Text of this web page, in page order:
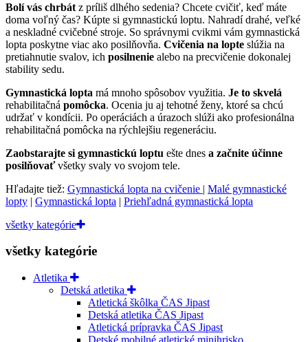
Bolí vás chrbát z príliš dlhého sedenia? Chcete cvičiť, keď máte
doma voľný čas? Kúpte si gymnastickú loptu. Nahradí drahé, veľké
a neskladné cvičebné stroje. So správnymi cvikmi vám gymnastická
lopta poskytne viac ako posilňovňa. Cvičenia na lopte slúžia na
pretiahnutie svalov, ich posilnenie alebo na precvičenie dokonalej
stability sedu.
Gymnastická lopta má mnoho spôsobov využitia. Je to skvelá
rehabilitačná pomôcka. Ocenia ju aj tehotné ženy, ktoré sa chcú
udržať v kondícii. Po operáciách a úrazoch slúži ako profesionálna
rehabilitačná pomôcka na rýchlejšiu regeneráciu.
Zaobstarajte si gymnastickú loptu ešte dnes a začnite účinne
posilňovaťvšetky svaly vo svojom tele.
Hľadajte tiež: Gymnastická lopta na cvičenie | Malé gymnastické
lopty | Gymnastická lopta | Priehľadná gymnastická lopta
všetky kategórie
všetky kategórie
Atletika
Detská atletika
Atletická škôlka ČAS Jipast
Detská atletika ČAS Jipast
Atletická prípravka ČAS Jipast